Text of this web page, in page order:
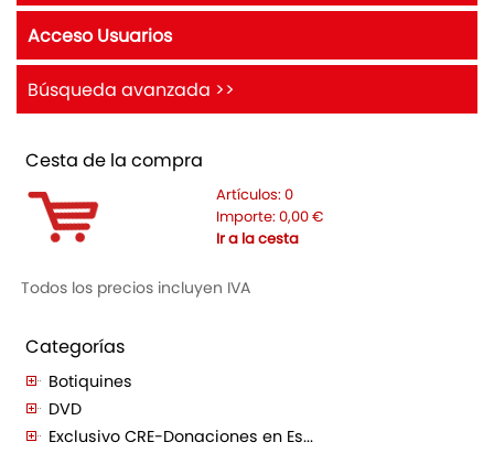
Acceso Usuarios
Búsqueda avanzada >>
Cesta de la compra
Artículos: 0
Importe: 0,00 €
Ir a la cesta
Todos los precios incluyen IVA
Categorías
Botiquines
DVD
Exclusivo CRE-Donaciones en Es...